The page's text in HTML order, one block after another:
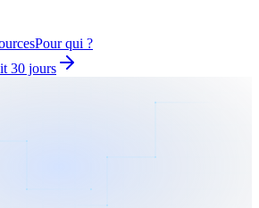
Pour qui ?
30 jours